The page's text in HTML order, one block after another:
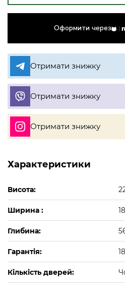
Оформити через
Отримати знижку
Отримати знижку
Отримати знижку
Характеристики
Висота:
Ширина :
Глибина:
Гарантія:
Кількість дверей: